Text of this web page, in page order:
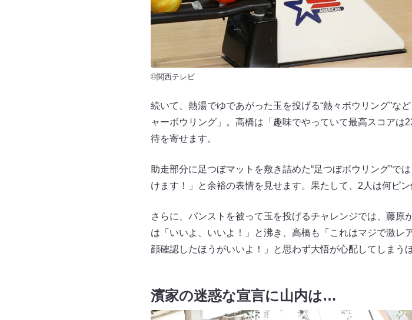
©関西テレビ
続いて、熱湯でゆであがった玉を投げる“熱々ボウリング”な
ャーボウリング」。高橋は「趣味でやっていて最高スコア
待を寄せます。
助走部分に足つぼマットを敷き詰めた“足つぼボウリング”で
けます！」と余裕の表情を見せます。果たして、2人は何ピ
さらに、パンストを被って玉を投げるチャレンジでは、藤
は「いいよ、いいよ！」と沸き、高橋も「これはマジで激
顔確認したほうがいいよ！」と思わず大悟が心配してしまう
濱家の迷惑な宣言に山内は…